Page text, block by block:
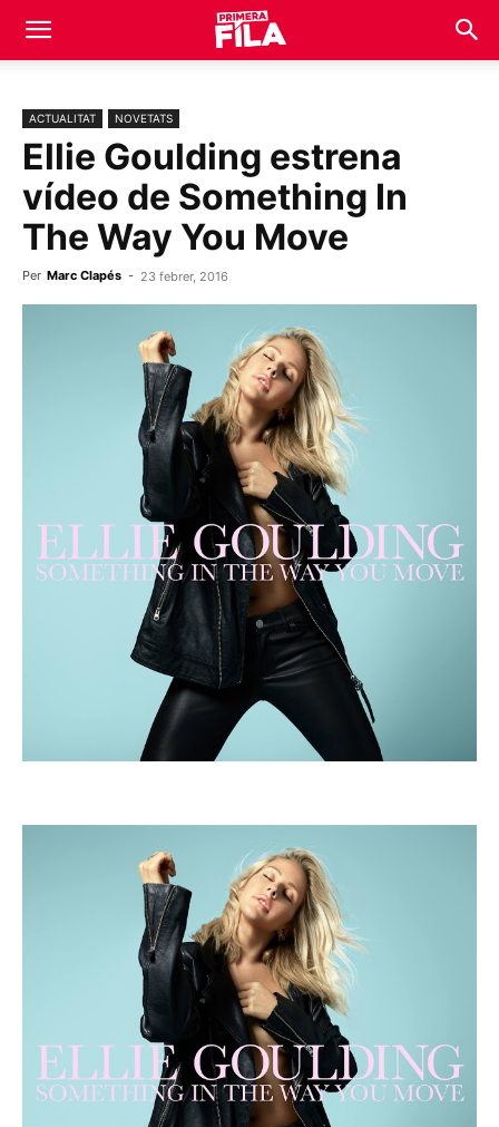
ACTUALITAT NOVETATS
Ellie Goulding estrena
vídeo de Something In
The Way You Move
Per Marc Clapés - 23 febrer, 2016